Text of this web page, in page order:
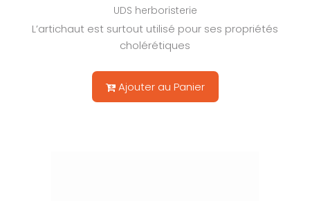
UDS herboristerie
L’artichaut est surtout utilisé pour ses propriétés
cholérétiques
Ajouter au Panier